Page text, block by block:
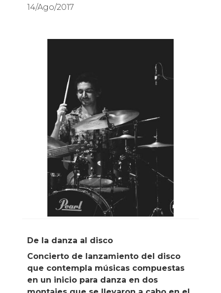
14/Ago/2017
De la danza al disco
Concierto de lanzamiento del disco
que contempla músicas compuestas
en un inicio para danza en dos